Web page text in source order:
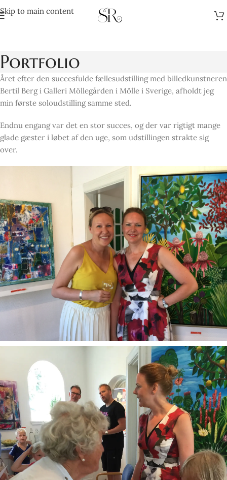
Skip to main content
Portfolio
Året efter den succesfulde fællesudstilling med billedkunstneren
Bertil Berg i Galleri Möllegården i Mölle i Sverige, afholdt jeg
min første soloudstilling samme sted.
Endnu engang var det en stor succes, og der var rigtigt mange
glade gæster i løbet af den uge, som udstillingen strakte sig
over.